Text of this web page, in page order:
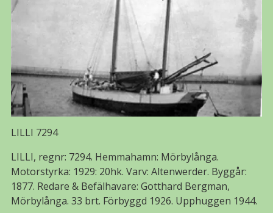
LILLI 7294
LILLI, regnr: 7294. Hemmahamn: Mörbylånga.
Motorstyrka: 1929: 20hk. Varv: Altenwerder. Byggår:
1877. Redare & Befälhavare: Gotthard Bergman,
Mörbylånga. 33 brt. Förbyggd 1926. Upphuggen 1944.